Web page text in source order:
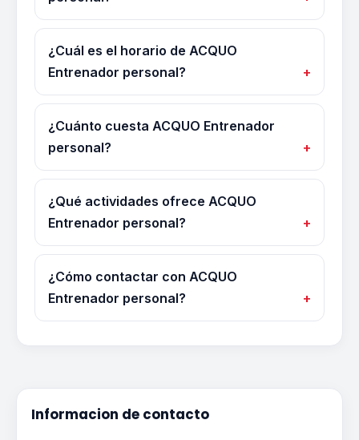
¿Cuál es el horario de ACQUO
Entrenador personal?
¿Cuánto cuesta ACQUO Entrenador
personal?
¿Qué actividades ofrece ACQUO
Entrenador personal?
¿Cómo contactar con ACQUO
Entrenador personal?
Informacion de contacto